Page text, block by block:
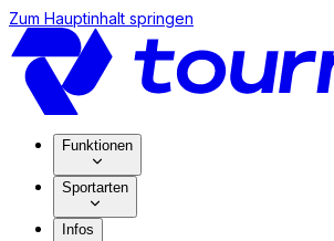
Zum Hauptinhalt springen
Funktionen
Sportarten
Infos